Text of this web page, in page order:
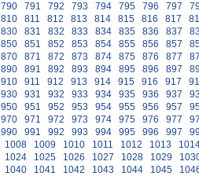
790 791 792 793 794 795 796 797
810 811 812 813 814 815 816 817
830 831 832 833 834 835 836 837
850 851 852 853 854 855 856 857
870 871 872 873 874 875 876 877
890 891 892 893 894 895 896 897
910 911 912 913 914 915 916 917
930 931 932 933 934 935 936 937
950 951 952 953 954 955 956 957
970 971 972 973 974 975 976 977
990 991 992 993 994 995 996 997
1008 1009 1010 1011 1012 1013
1024 1025 1026 1027 1028 1029
1040 1041 1042 1043 1044 1045